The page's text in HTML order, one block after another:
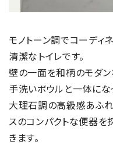
モノトーン調でコーディ
清潔なトイレです。
壁の一面を和柄のモダン
手洗いボウルと一体にな
大理石調の高級感あふ
スのコンパクトな便器を
きます。